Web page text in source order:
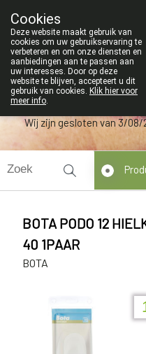
09 228
Wij zijn gesloten van 3/
BOTA PODO 12
40 1PAAR
BOTA
Cookies
Deze website maakt gebruik van
cookies om uw gebruikservaring te
verbeteren en om onze diensten en
aanbiedingen aan te passen aan
uw interesses. Door op deze
website te blijven, accepteert u dit
gebruik van cookies. Klik hier voor
meer info.